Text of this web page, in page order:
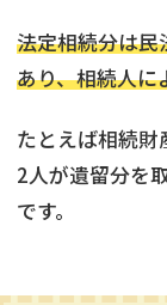
法定相続分は民
あり、相続人に
たとえば相続
2人が遺留分を
です。